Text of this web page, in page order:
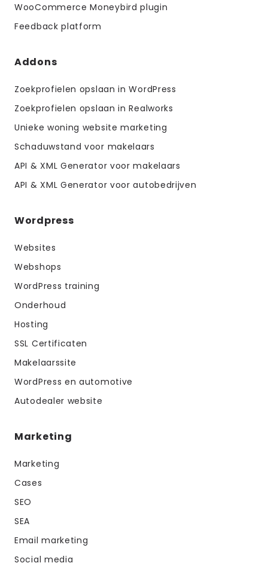
WooCommerce Moneybird plugin
Feedback platform
Addons
Zoekprofielen opslaan in WordPress
Zoekprofielen opslaan in Realworks
Unieke woning website marketing
Schaduwstand voor makelaars
API & XML Generator voor makelaars
API & XML Generator voor autobedrijven
Wordpress
Websites
Webshops
WordPress training
Onderhoud
Hosting
SSL Certificaten
Makelaarssite
WordPress en automotive
Autodealer website
Marketing
Marketing
Cases
SEO
SEA
Email marketing
Social media